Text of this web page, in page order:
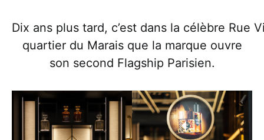
Dix ans plus tard, c’est dans la célèbre Rue
quartier du Marais que la marque ouvre
son second Flagship Parisien.